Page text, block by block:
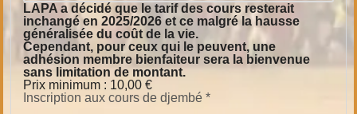
LAPA a décidé que le tarif des cours resterait
inchangé en 2025/2026 et ce malgré la hausse
généralisée du coût de la vie.
Cependant, pour ceux qui le peuvent, une
adhésion membre bienfaiteur sera la bienvenue
sans limitation de montant.
Prix minimum : 10,00 €
Inscription aux cours de djembé *